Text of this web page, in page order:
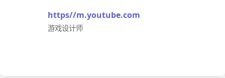
https//m.youtube.com
游戏设计师